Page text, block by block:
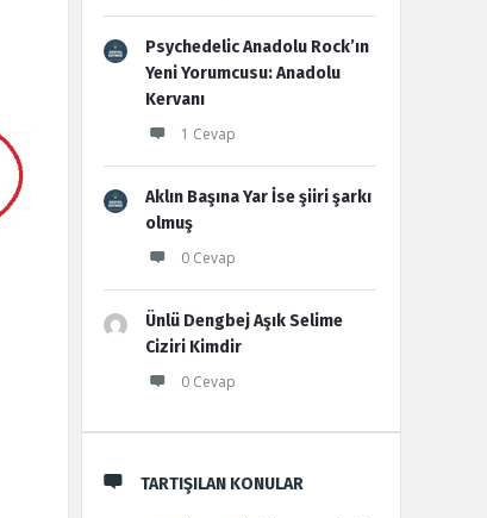
Psychedelic Anadolu Rock’ın
Yeni Yorumcusu: Anadolu
Kervanı
1 Cevap
Aklın Başına Yar İse şiiri şarkı
olmuş
0 Cevap
Ünlü Dengbej Aşık Selime
Ciziri Kimdir
0 Cevap
TARTIŞILAN KONULAR